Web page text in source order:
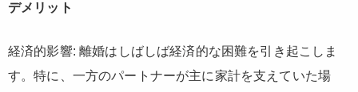
デメリット
経済的影響: 離婚はしばしば経済的な困難を引き起こしま
す。特に、一方のパートナーが主に家計を支えていた場